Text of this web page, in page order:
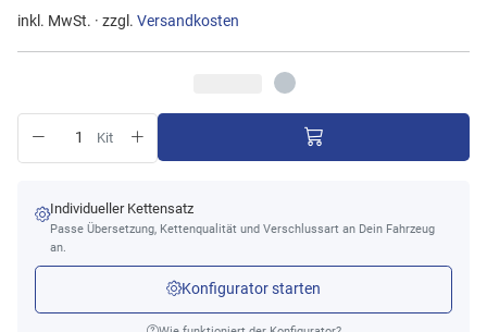
inkl. MwSt. · zzgl. Versandkosten
Kit
Individueller Kettensatz
Passe Übersetzung, Kettenqualität und Verschlussart an Dein Fahrzeug
an.
Konfigurator starten